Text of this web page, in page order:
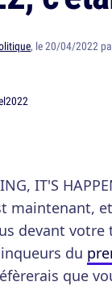
, le 20/04/2022
IT'S
maintenant,
devant votre
du
que